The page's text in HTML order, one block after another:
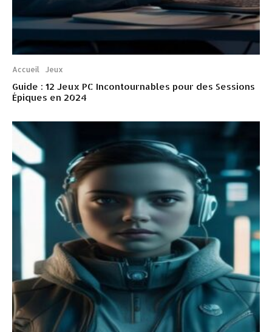
Accueil Jeux
Guide : 12 Jeux PC Incontournables pour des Sessions
Épiques en 2024